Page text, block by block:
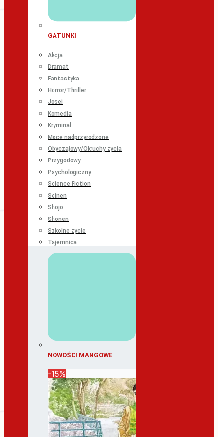
GATUNKI
Akcja
Dramat
Fantastyka
Horror/Thriller
Josei
Komedia
Kryminał
Moce nadprzyrodzone
Obyczajowy/Okruchy życia
Przygodowy
Psychologiczny
Science Fiction
Seinen
Shojo
Shonen
Szkolne życie
Tajemnica
NOWOŚCI MANGOWE
-15%